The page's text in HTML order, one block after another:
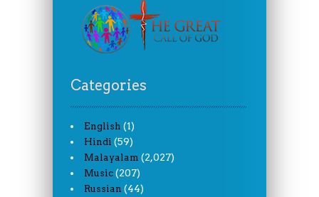
Categories
English (1)
Hindi (59)
Malayalam (2,027)
Music (207)
Russian (44)